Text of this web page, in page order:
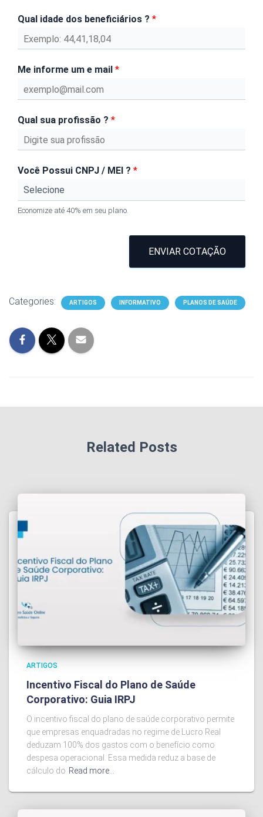
Qual idade dos beneficiários ? *
Me informe um e mail *
Qual sua profissão ? *
Você Possui CNPJ / MEI ? *
Economize até 40% em seu plano.
ENVIAR COTAÇÃO
Categories: ARTIGOS INFORMATIVO PLANOS DE SAÚDE
Related Posts
ARTIGOS
Incentivo Fiscal do Plano de Saúde
Corporativo: Guia IRPJ
O incentivo fiscal do plano de saúde corporativo permite
que empresas enquadradas no regime de Lucro Real
deduzam 100% dos gastos com o benefício como
despesa operacional. Essa medida reduz a base de
cálculo do Read more…